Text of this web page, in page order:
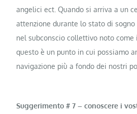
angelici ect. Quando si arriva a un
attenzione durante lo stato di
nel subconscio collettivo noto come
questo è un punto in cui possiamo
navigazione più a fondo dei nostri
Suggerimento # 7 – conoscere i